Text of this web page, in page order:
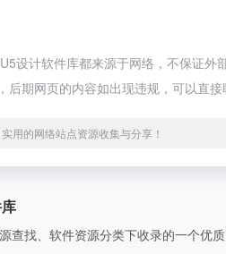
设计软件库都来源于网络，不保证
后期网页的内容如出现违规，可以直
用的网络站点资源收集与分享！
查找、软件资源分类下收录的一个优